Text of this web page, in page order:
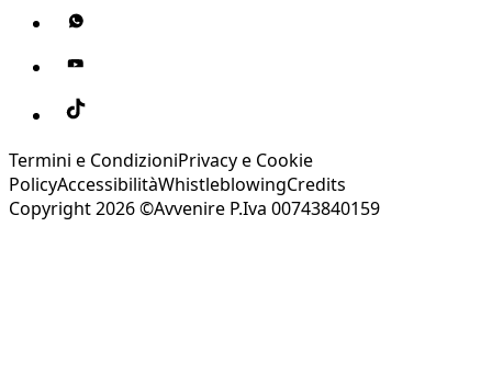
Termini e CondizioniPrivacy e Cookie
PolicyAccessibilitàWhistleblowingCredits
Copyright 2026 ©Avvenire P.Iva 00743840159